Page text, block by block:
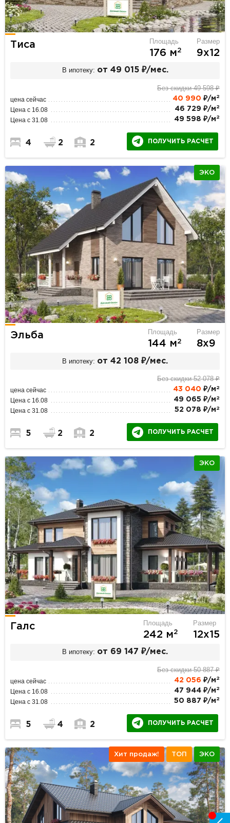
Тиса Площадь
176 м2
Размер
9х12
В ипотеку: от 49 015 ₽/мес.
Без скидки 49 598 ₽
цена сейчас 40 990 ₽/м 2
Цена с 16.08 46 729 ₽/м 2
Цена с 31.08 49 598 ₽/м 2
4 2 2 ПОЛУЧИТЬ РАСЧЕТ
ЭКО
Эльба Площадь
144 м2
Размер
8х9
В ипотеку: от 42 108 ₽/мес.
Без скидки 52 078 ₽
цена сейчас 43 040 ₽/м 2
Цена с 16.08 49 065 ₽/м 2
Цена с 31.08 52 078 ₽/м 2
5 2 2 ПОЛУЧИТЬ РАСЧЕТ
ЭКО
Галс Площадь
242 м2
Размер
12х15
В ипотеку: от 69 147 ₽/мес.
Без скидки 50 887 ₽
цена сейчас 42 056 ₽/м 2
Цена с 16.08 47 944 ₽/м 2
Цена с 31.08 50 887 ₽/м 2
5 4 2 ПОЛУЧИТЬ РАСЧЕТ
Хит продаж! ТОП ЭКО